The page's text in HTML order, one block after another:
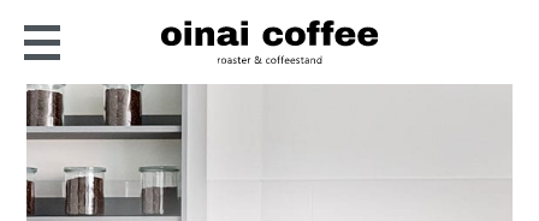
oinai coffee
京都・長岡京の小さな自